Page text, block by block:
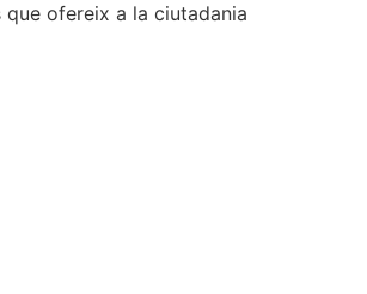
que ofereix a la ciutadania